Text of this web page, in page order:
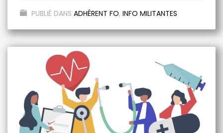
PUBLIÉ DANS ADHÉRENT FO, INFO MILITANTES